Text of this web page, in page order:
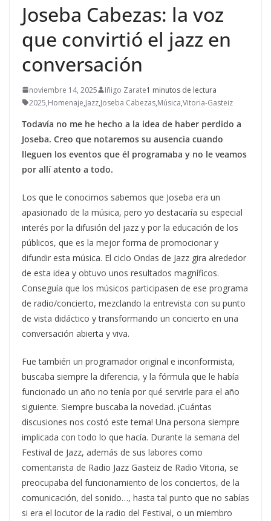
Joseba Cabezas: la voz
que convirtió el jazz en
conversación
noviembre 14, 2025 Iñigo Zarate1 minutos de lectura
2025,Homenaje,Jazz,Joseba Cabezas,Música,Vitoria-Gasteiz
Todavía no me he hecho a la idea de haber perdido a
Joseba. Creo que notaremos su ausencia cuando
lleguen los eventos que él programaba y no le veamos
por allí atento a todo.
Los que le conocimos sabemos que Joseba era un
apasionado de la música, pero yo destacaría su especial
interés por la difusión del jazz y por la educación de los
públicos, que es la mejor forma de promocionar y
difundir esta música. El ciclo Ondas de Jazz gira alrededor
de esta idea y obtuvo unos resultados magníficos.
Conseguía que los músicos participasen de ese programa
de radio/concierto, mezclando la entrevista con su punto
de vista didáctico y transformando un concierto en una
conversación abierta y viva.
Fue también un programador original e inconformista,
buscaba siempre la diferencia, y la fórmula que le había
funcionado un año no tenía por qué servirle para el año
siguiente. Siempre buscaba la novedad. ¡Cuántas
discusiones nos costó este tema! Una persona siempre
implicada con todo lo que hacía. Durante la semana del
Festival de Jazz, además de sus labores como
comentarista de Radio Jazz Gasteiz de Radio Vitoria, se
preocupaba del funcionamiento de los conciertos, de la
comunicación, del sonido…, hasta tal punto que no sabías
si era el locutor de la radio del Festival, o un miembro